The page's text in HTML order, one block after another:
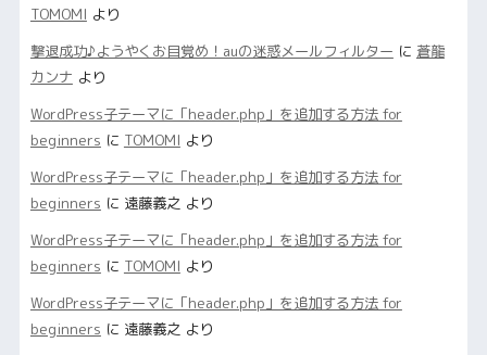
TOMOMI より
撃退成功♪ようやくお目覚め！auの迷惑メールフィルター に 蒼龍
カンナ より
WordPress子テーマに「header.php」を追加する方法 for
beginners に TOMOMI より
WordPress子テーマに「header.php」を追加する方法 for
beginners に 遠藤義之 より
WordPress子テーマに「header.php」を追加する方法 for
beginners に TOMOMI より
WordPress子テーマに「header.php」を追加する方法 for
beginners に 遠藤義之 より